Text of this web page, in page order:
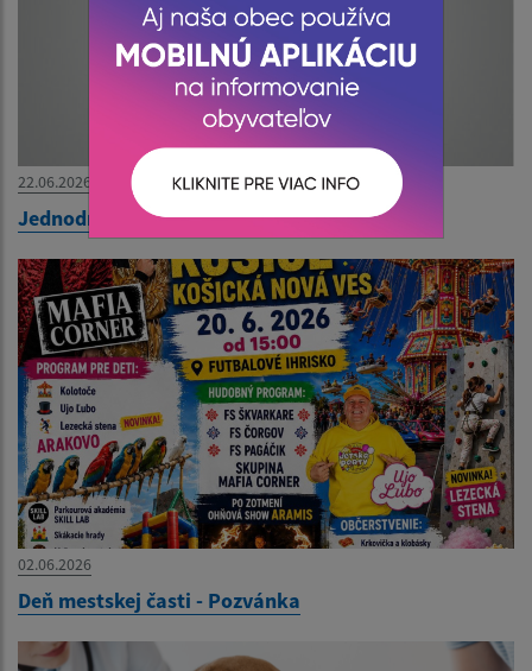
22.06.2026
Jednodňové zájazdy do Maďarska
02.06.2026
Deň mestskej časti - Pozvánka